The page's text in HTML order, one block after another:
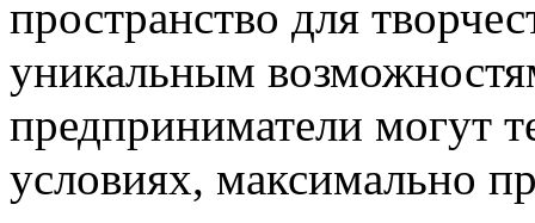
пространство для
уникальным
предприниматели могут
условиях, максимально